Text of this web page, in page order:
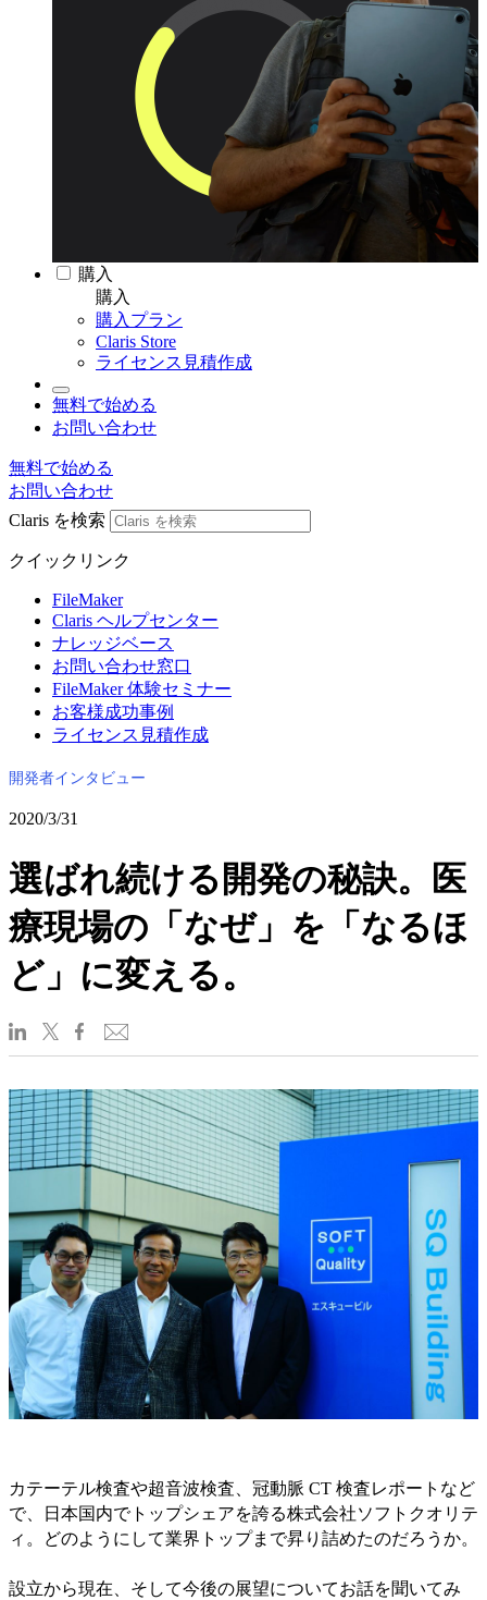
購入
購入
購入プラン
Claris Store
ライセンス見積作成
無料で始める
お問い合わせ
無料で始める
お問い合わせ
Claris を検索
クイックリンク
FileMaker
Claris ヘルプセンター
ナレッジベース
お問い合わせ窓口
FileMaker 体験セミナー
お客様成功事例
ライセンス見積作成
開発者インタビュー
2020/3/31
選ばれ続ける開発の秘訣。医
療現場の「なぜ」を「なるほ
ど」に変える。
カテーテル検査や超音波検査、冠動脈 CT 検査レポートなど
で、日本国内でトップシェアを誇る株式会社ソフトクオリテ
ィ。どのようにして業界トップまで昇り詰めたのだろうか。
設立から現在、そして今後の展望についてお話を聞いてみ